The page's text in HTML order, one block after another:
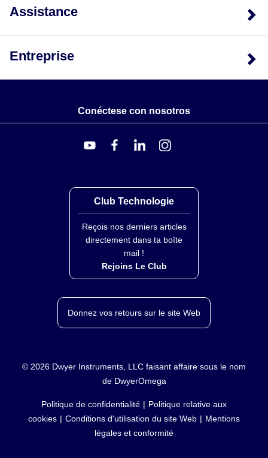
Assistance
Entreprise
Conéctese con nosotros
Club Technologie
Reçois nos derniers articles
directement dans ta boîte
mail !
Rejoins Le Club
Donnez vos retours sur le site Web
© 2026 Dwyer Instruments, LLC faisant affaire sous le nom
de DwyerOmega
Politique de confidentialité
Politique relative aux
cookies
Conditions d'utilisation du site Web
Mentions
légales et conformité